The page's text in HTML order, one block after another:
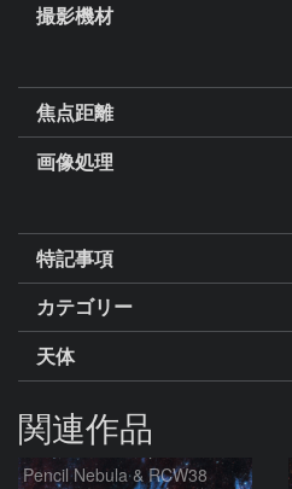
撮影機材
焦点距離
画像処理
特記事項
カテゴリー
天体
関連作品
Pencil Nebula & RCW38